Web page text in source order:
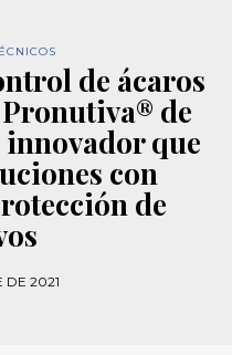
de ácaros
de
innovador que
con
de
DE 2021